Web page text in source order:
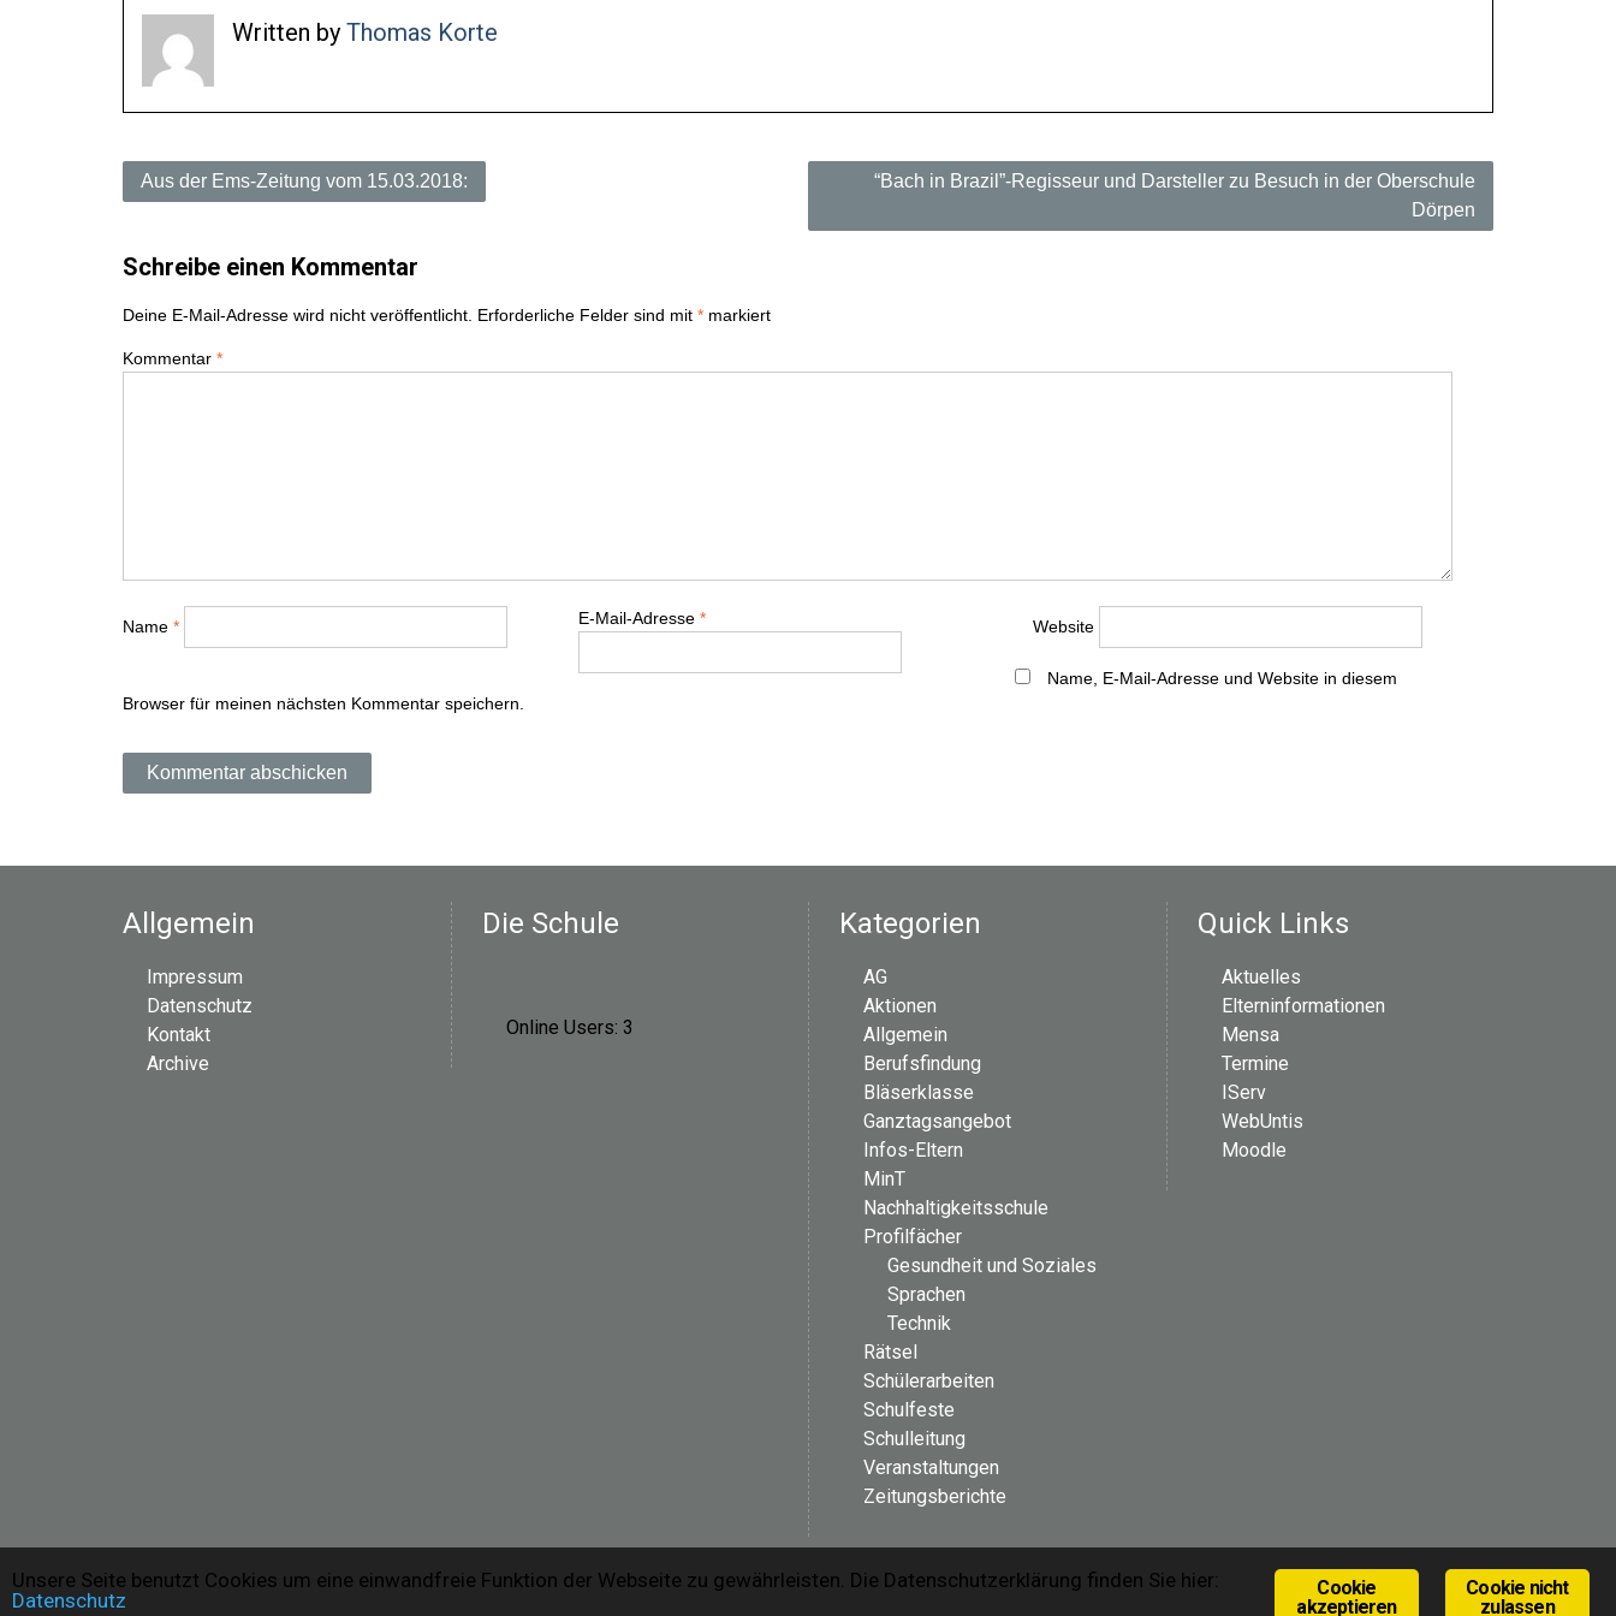
Written by Thomas Korte
B
i
n
a
v
g
i
Aus der Ems-Zeitung vom 15.03.2018:
“Bach in Brazil”-Regisseur und Darsteller zu Besuch in der Oberschule
Dörpen
Schreibe einen Kommentar
Deine E-Mail-Adresse wird nicht veröffentlicht. Erforderliche Felder sind mit * markiert
Kommentar *
Name * E-Mail-Adresse * Website
Name, E-Mail-Adresse und Website in diesem
Browser für meinen nächsten Kommentar speichern.
Allgemein
Impressum
Datenschutz
Kontakt
Archive
Die Schule
Online Users: 3
Kategorien
AG
Aktionen
Allgemein
Berufsfindung
Bläserklasse
Ganztagsangebot
Infos-Eltern
MinT
Nachhaltigkeitsschule
Profilfächer
Gesundheit und Soziales
Sprachen
Technik
Rätsel
Schülerarbeiten
Schulfeste
Schulleitung
Veranstaltungen
Zeitungsberichte
Quick Links
Aktuelles
Elterninformationen
Mensa
Termine
IServ
WebUntis
Moodle
Cookie nicht
zulassen
Cookie
akzeptieren
Unsere Seite benutzt Cookies um eine einwandfreie Funktion der Webseite zu gewährleisten. Die Datenschutzerklärung finden Sie hier:
Datenschutz